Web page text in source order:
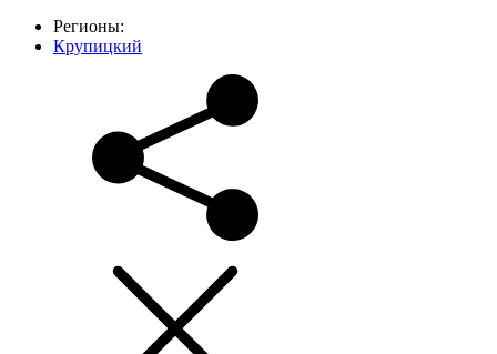
Регионы:
Крупицкий